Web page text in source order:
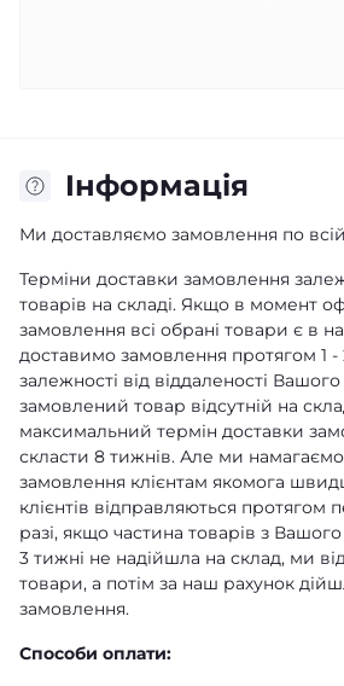
Iнформація
Ми доставляємо замовлення по всій
Терміни доставки замовлення
товарів на складі. Якщо в момент
замовлення всі обрані товари є в
доставимо замовлення протягом 1 -
залежності від віддаленості
замовлений товар відсутній на
максимальний термін доставки
скласти 8 тижнів. Але ми
замовлення клієнтам якомога
клієнтів відправляються протягом
разі, якщо частина товарів з
3 тижні не надійшла на склад, ми
товари, а потім за наш рахунок
замовлення.
Способи оплати: